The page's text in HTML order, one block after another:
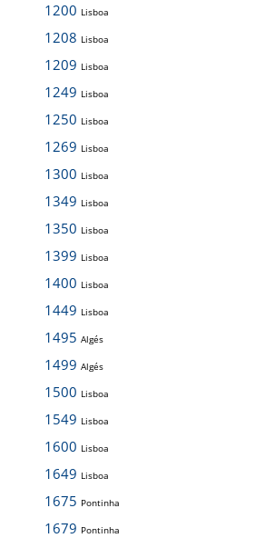
1200 Lisboa
1208 Lisboa
1209 Lisboa
1249 Lisboa
1250 Lisboa
1269 Lisboa
1300 Lisboa
1349 Lisboa
1350 Lisboa
1399 Lisboa
1400 Lisboa
1449 Lisboa
1495 Algés
1499 Algés
1500 Lisboa
1549 Lisboa
1600 Lisboa
1649 Lisboa
1675 Pontinha
1679 Pontinha